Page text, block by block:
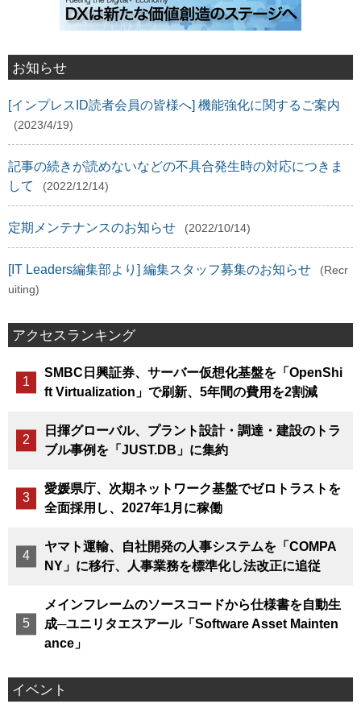
お知らせ
[インプレスID読者会員の皆様へ] 機能強化に関するご案内
(2023/4/19)
記事の続きが読めないなどの不具合発生時の対応につきま
して
(2022/12/14)
定期メンテナンスのお知らせ (2022/10/14)
[IT Leaders編集部より] 編集スタッフ募集のお知らせ
(Recr
uiting)
アクセスランキング
SMBC日興証券、サーバー仮想化基盤を「OpenShi
ft Virtualization」で刷新、5年間の費用を2割減
日揮グローバル、プラント設計・調達・建設のトラ
ブル事例を「JUST.DB」に集約
愛媛県庁、次期ネットワーク基盤でゼロトラストを
全面採用し、2027年1月に稼働
ヤマト運輸、自社開発の人事システムを「COMPA
NY」に移行、人事業務を標準化し法改正に追従
メインフレームのソースコードから仕様書を自動生
成─ユニリタエスアール「Software Asset Mainten
ance」
イベント